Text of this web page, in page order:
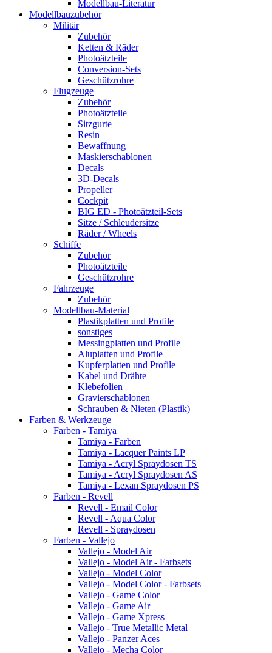
Modellbau-Literatur
Modellbauzubehör
Militär
Zubehör
Ketten & Räder
Photoätzteile
Conversion-Sets
Geschützrohre
Flugzeuge
Zubehör
Photoätzteile
Sitzgurte
Resin
Bewaffnung
Maskierschablonen
Decals
3D-Decals
Propeller
Cockpit
BIG ED - Photoätzteil-Sets
Sitze / Schleudersitze
Räder / Wheels
Schiffe
Zubehör
Photoätzteile
Geschützrohre
Fahrzeuge
Zubehör
Modellbau-Material
Plastikplatten und Profile
sonstiges
Messingplatten und Profile
Aluplatten und Profile
Kupferplatten und Profile
Kabel und Drähte
Klebefolien
Gravierschablonen
Schrauben & Nieten (Plastik)
Farben & Werkzeuge
Farben - Tamiya
Tamiya - Farben
Tamiya - Lacquer Paints LP
Tamiya - Acryl Spraydosen TS
Tamiya - Acryl Spraydosen AS
Tamiya - Lexan Spraydosen PS
Farben - Revell
Revell - Email Color
Revell - Aqua Color
Revell - Spraydosen
Farben - Vallejo
Vallejo - Model Air
Vallejo - Model Air - Farbsets
Vallejo - Model Color
Vallejo - Model Color - Farbsets
Vallejo - Game Color
Vallejo - Game Air
Vallejo - Game Xpress
Vallejo - True Metallic Metal
Vallejo - Panzer Aces
Vallejo - Mecha Color